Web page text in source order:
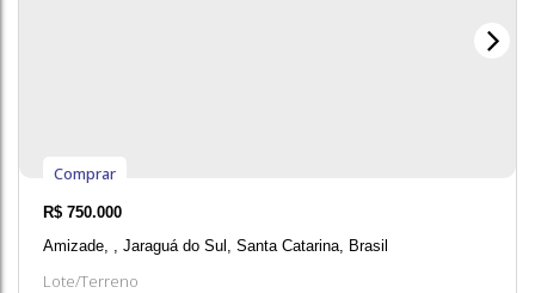
Lote/Terreno
R$ 750.000
Amizade
Jaraguá do Sul Santa Catarina Brasil
Comprar